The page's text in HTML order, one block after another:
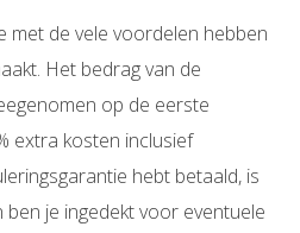
met de vele voordelen hebben
Het bedrag van de
op de eerste
extra kosten inclusief
hebt betaald, is
je ingedekt voor eventuele